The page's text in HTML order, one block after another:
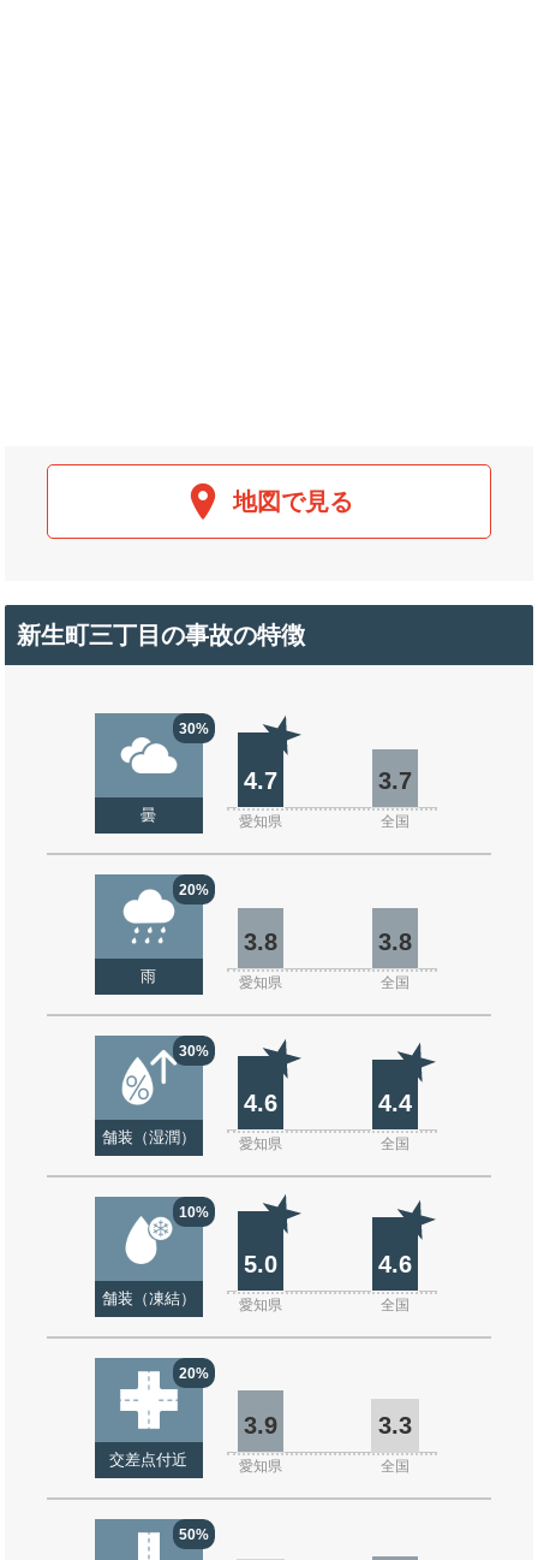
地図で見る
新生町三丁目の事故の特徴
30%
曇
4.7 3.7
愛知県 全国
20%
雨
3.8 3.8
愛知県 全国
30%
舗装（湿潤）
4.6 4.4
愛知県 全国
10%
舗装（凍結）
5.0 4.6
愛知県 全国
20%
交差点付近
3.9 3.3
愛知県 全国
50%